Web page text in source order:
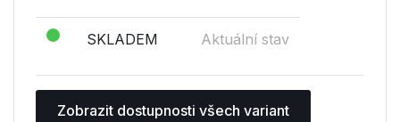
SKLADEM Aktuální stav
Zobrazit dostupnosti všech variant